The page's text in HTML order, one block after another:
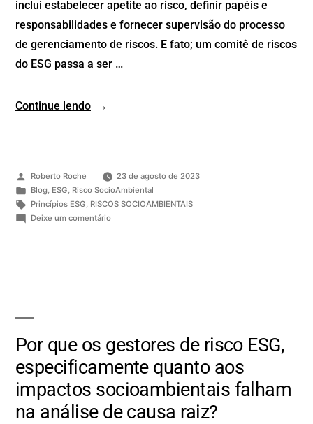
inclui estabelecer apetite ao risco, definir papéis e
responsabilidades e fornecer supervisão do processo
de gerenciamento de riscos. E fato; um comitê de riscos
do ESG passa a ser …
Continue lendo
Roberto Roche
23 de agosto de 2023
Blog, ESG, Risco SocioAmbiental
Princípios ESG, RISCOS SOCIOAMBIENTAIS
Deixe um comentário
Por que os gestores de risco ESG,
especificamente quanto aos
impactos socioambientais falham
na análise de causa raiz?